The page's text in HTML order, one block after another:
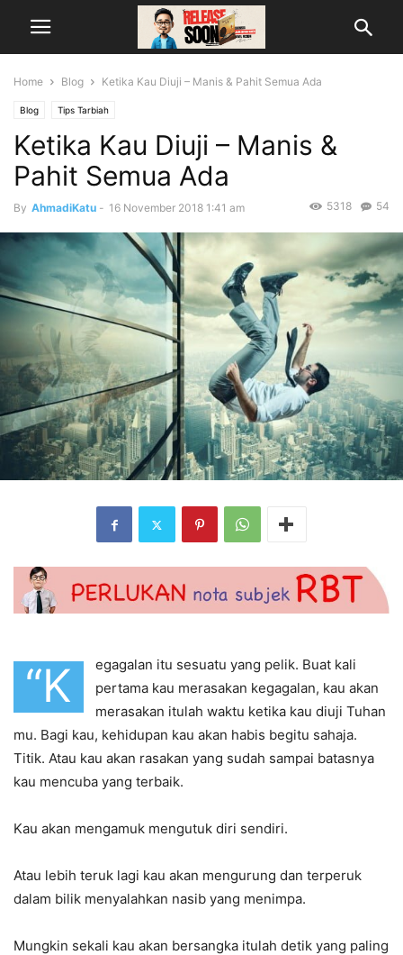
Home Blog Ketika Kau Diuji – Manis & Pahit Semua Ada
Blog Tips Tarbiah
Ketika Kau Diuji – Manis &
Pahit Semua Ada
By AhmadiKatu - 16 November 2018 1:41 am 54
5318
“K
egagalan itu sesuatu yang pelik. Buat kali
pertama kau merasakan kegagalan, kau akan
merasakan itulah waktu ketika kau diuji Tuhan
mu. Bagi kau, kehidupan kau akan habis begitu sahaja.
Titik. Atau kau akan rasakan yang sudah sampai batasnya
kau mencuba yang terbaik.
Kau akan mengamuk mengutuk diri sendiri.
Atau lebih teruk lagi kau akan mengurung dan terperuk
dalam bilik menyalahkan nasib yang menimpa.
Mungkin sekali kau akan bersangka itulah detik yang paling